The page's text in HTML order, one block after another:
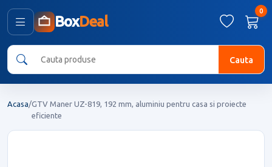
BoxDeal
0
Cauta
Acasa/GTV Maner UZ-819, 192 mm, aluminiu pentru casa si proiecte
eficiente